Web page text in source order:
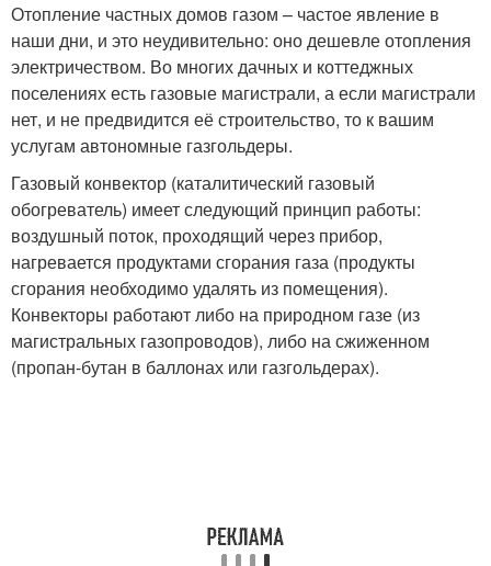
Отопление частных домов газом – частое явление в
наши дни, и это неудивительно: оно дешевле отопления
электричеством. Во многих дачных и коттеджных
поселениях есть газовые магистрали, а если магистрали
нет, и не предвидится её строительство, то к вашим
услугам автономные газгольдеры.
Газовый конвектор (каталитический газовый
обогреватель) имеет следующий принцип работы:
воздушный поток, проходящий через прибор,
нагревается продуктами сгорания газа (продукты
сгорания необходимо удалять из помещения).
Конвекторы работают либо на природном газе (из
магистральных газопроводов), либо на сжиженном
(пропан-бутан в баллонах или газгольдерах).